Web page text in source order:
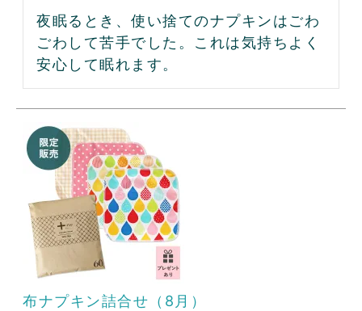
夜眠るとき、使い捨てのナプキンはごわ
ごわして苦手でした。これは気持ちよく
安心して眠れます。
布ナプキン詰合せ（8月）